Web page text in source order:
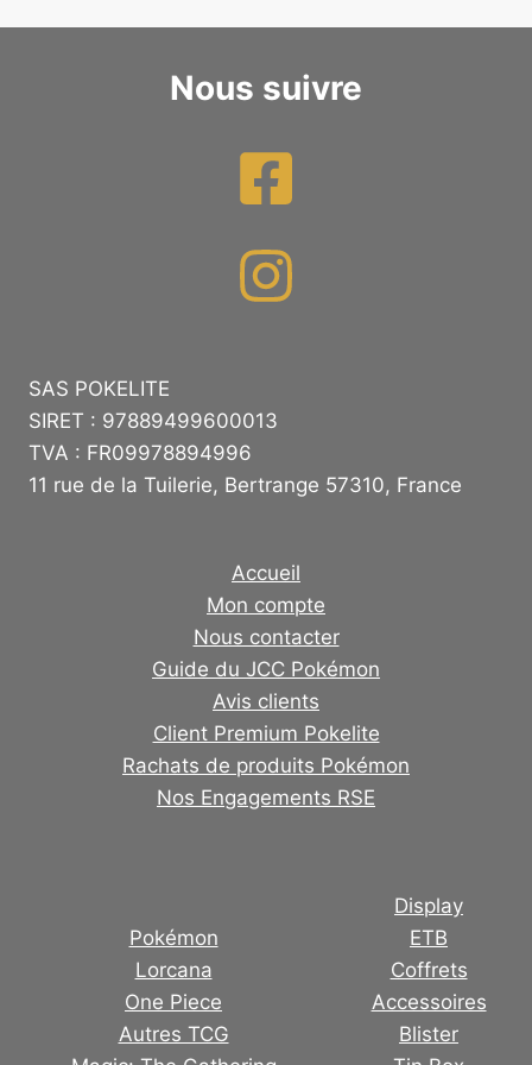
Nous suivre
SAS POKELITE
SIRET : 97889499600013
TVA : FR09978894996
11 rue de la Tuilerie, Bertrange 57310, France
Accueil
Mon compte
Nous contacter
Guide du JCC Pokémon
Avis clients
Client Premium Pokelite
Rachats de produits Pokémon
Nos Engagements RSE
Pokémon
Lorcana
One Piece
Autres TCG
Display
ETB
Coffrets
Accessoires
Blister